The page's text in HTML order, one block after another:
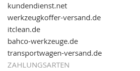
kundendienst.net
werkzeugkoffer-versand.de
itclean.de
bahco-werkzeuge.de
transportwagen-versand.de
ZAHLUNGSARTEN